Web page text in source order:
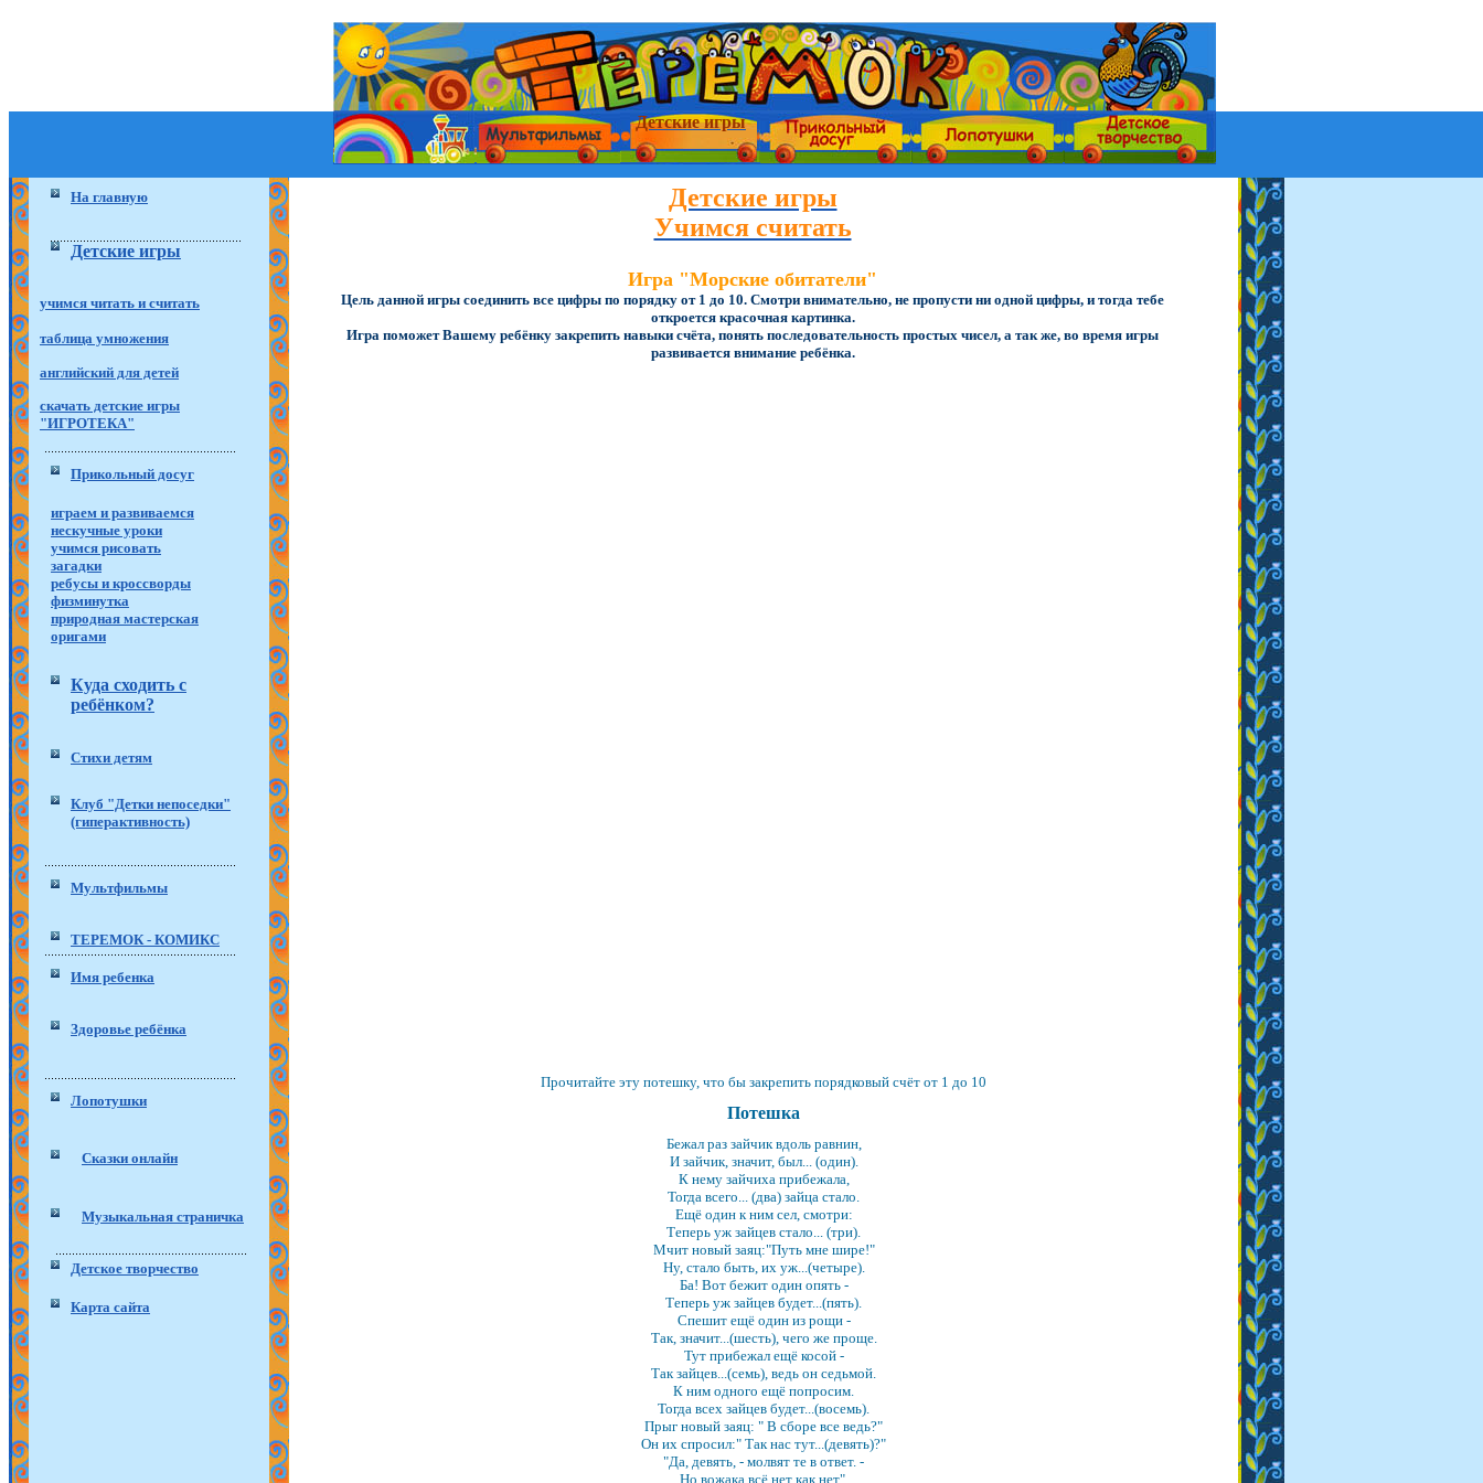
Детские игры
На главную
Детские игры
учимся читать и считать
таблица умножения
английский для детей
скачать детские игры
"ИГРОТЕКА"
Прикольный досуг
играем и развиваемся
нескучные уроки
учимся рисовать
загадки
ребусы и кроссворды
физминутка
природная мастерская
оригами
Куда сходить с
ребёнком?
Стихи детям
Клуб "Детки непоседки"
(гиперактивность)
Мультфильмы
ТЕРЕМОК - КОМИКС
Имя ребенка
Здоровье ребёнка
Лопотушки
Сказки онлайн
Музыкальная страничка
Детское творчество
Карта сайта
Детские игры
Учимся считать
Игра "Морские обитатели"
Цель данной игры соединить все цифры по порядку от 1 до 10. Смотри внимательно, не пропусти ни одной цифры, и тогда тебе
откроется красочная картинка.
Игра поможет Вашему ребёнку закрепить навыки счёта, понять последовательность простых чисел, а так же, во время игры
развивается внимание ребёнка.
Прочитайте эту потешку, что бы закрепить порядковый счёт от 1 до 10
Потешка
Бежал раз зайчик вдоль равнин,
И зайчик, значит, был... (один).
К нему зайчиха прибежала,
Тогда всего... (два) зайца стало.
Ещё один к ним сел, смотри:
Теперь уж зайцев стало... (три).
Мчит новый заяц:"Путь мне шире!"
Ну, стало быть, их уж...(четыре).
Ба! Вот бежит один опять -
Теперь уж зайцев будет...(пять).
Спешит ещё один из рощи -
Так, значит...(шесть), чего же проще.
Тут прибежал ещё косой -
Так зайцев...(семь), ведь он седьмой.
К ним одного ещё попросим.
Тогда всех зайцев будет...(восемь).
Прыг новый заяц: " В сборе все ведь?"
Он их спросил:" Так нас тут...(девять)?"
"Да, девять, - молвят те в ответ. -
Но вожака всё нет как нет".